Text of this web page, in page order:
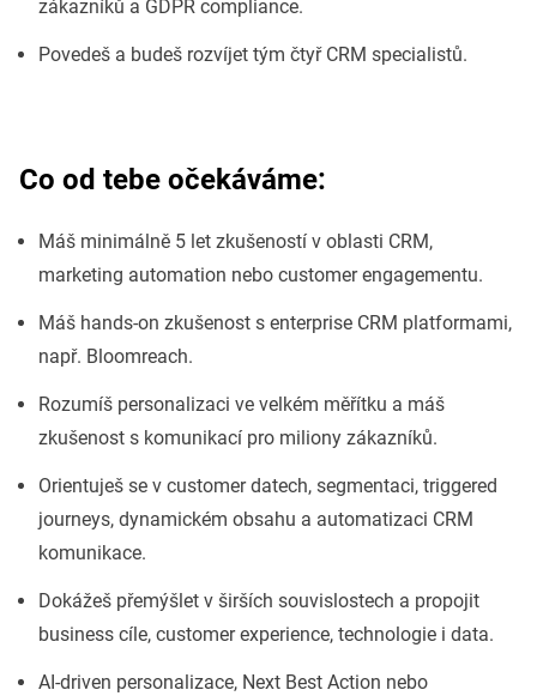
zákazníků a GDPR compliance.
Povedeš a budeš rozvíjet tým čtyř CRM specialistů.
Co od tebe očekáváme:
Máš minimálně 5 let zkušeností v oblasti CRM,
marketing automation nebo customer engagementu.
Máš hands-on zkušenost s enterprise CRM platformami,
např. Bloomreach.
Rozumíš personalizaci ve velkém měřítku a máš
zkušenost s komunikací pro miliony zákazníků.
Orientuješ se v customer datech, segmentaci, triggered
journeys, dynamickém obsahu a automatizaci CRM
komunikace.
Dokážeš přemýšlet v širších souvislostech a propojit
business cíle, customer experience, technologie i data.
AI-driven personalizace, Next Best Action nebo